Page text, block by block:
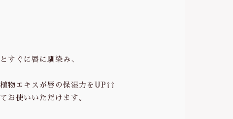
すぐに唇に馴染み、
物エキスが唇の保湿力をUP⇧⇧
お使いいただけます。